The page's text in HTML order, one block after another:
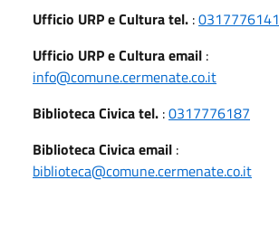
Ufficio URP e Cultura tel. :0317776141
Ufficio URP e Cultura email :
info@comune.cermenate.co.it
Biblioteca Civica tel. :0317776187
Biblioteca Civica email :
biblioteca@comune.cermenate.co.it